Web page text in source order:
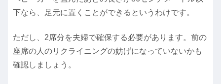
下なら、足元に置くことができるというわけです。
ただし、2席分を夫婦で確保する必要があります。前の
座席の人のリクライニングの妨げになっていないかも
確認しましょう。